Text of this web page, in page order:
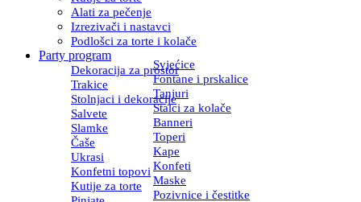
Alati za pečenje
Izrezivači i nastavci
Podlošci za torte i kolače
Party program
Dekoracija za prostor
Svjećice
Trakice
Fontane i prskalice
Stolnjaci i dekoracije
Tanjuri
Salvete
Stalci za kolače
Slamke
Banneri
Čaše
Toperi
Ukrasi
Kape
Konfetni topovi Konfeti
Kutije za torte
Maske
Pozivnice i čestitke